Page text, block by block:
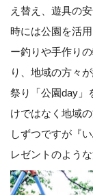
え替え、遊具の
時には公園を活
ー釣りや手作り
り、地域の方々
祭り「公園day」
けではなく地域
しずつですが『
レゼントのよう